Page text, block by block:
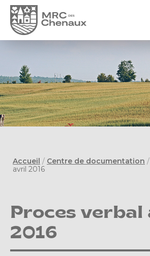
Accueil / Centre de documentation /
avril 2016
Proces verbal
2016